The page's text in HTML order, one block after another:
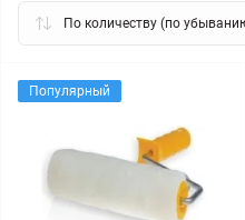
Популярный